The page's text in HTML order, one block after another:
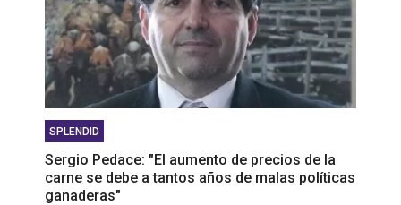
SPLENDID
Sergio Pedace: "El aumento de precios de la
carne se debe a tantos años de malas políticas
ganaderas"